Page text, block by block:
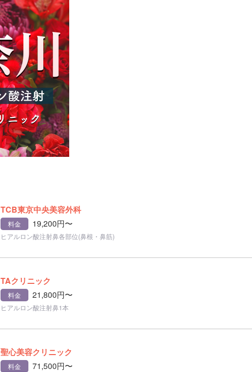
TCB東京中央美容外科
料金 19,200円〜
ヒアルロン酸注射鼻各部位(鼻根・鼻筋)
TAクリニック
料金 21,800円〜
ヒアルロン酸注射鼻1本
聖心美容クリニック
料金 71,500円〜